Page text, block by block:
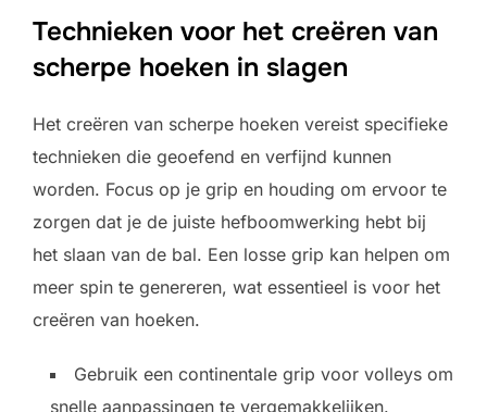
Technieken voor het creëren van
scherpe hoeken in slagen
Het creëren van scherpe hoeken vereist specifieke
technieken die geoefend en verfijnd kunnen
worden. Focus op je grip en houding om ervoor te
zorgen dat je de juiste hefboomwerking hebt bij
het slaan van de bal. Een losse grip kan helpen om
meer spin te genereren, wat essentieel is voor het
creëren van hoeken.
Gebruik een continentale grip voor volleys om
snelle aanpassingen te vergemakkelijken.